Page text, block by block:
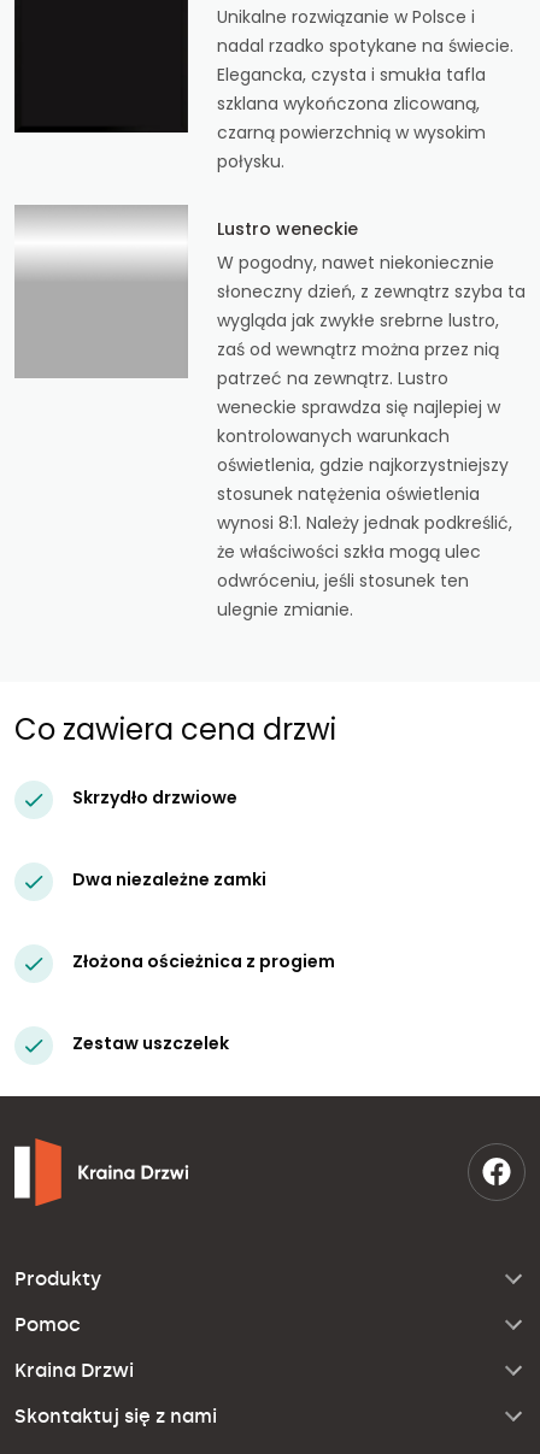
Unikalne rozwiązanie w Polsce i
nadal rzadko spotykane na świecie.
Elegancka, czysta i smukła tafla
szklana wykończona zlicowaną,
czarną powierzchnią w wysokim
połysku.
Lustro weneckie
W pogodny, nawet niekoniecznie
słoneczny dzień, z zewnątrz szyba ta
wygląda jak zwykłe srebrne lustro,
zaś od wewnątrz można przez nią
patrzeć na zewnątrz. Lustro
weneckie sprawdza się najlepiej w
kontrolowanych warunkach
oświetlenia, gdzie najkorzystniejszy
stosunek natężenia oświetlenia
wynosi 8:1. Należy jednak podkreślić,
że właściwości szkła mogą ulec
odwróceniu, jeśli stosunek ten
ulegnie zmianie.
Co zawiera cena drzwi
Skrzydło drzwiowe
Dwa niezależne zamki
Złożona ościeżnica z progiem
Zestaw uszczelek
Produkty
Pomoc
Kraina Drzwi
Skontaktuj się z nami